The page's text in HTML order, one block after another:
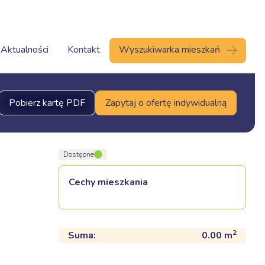
Aktualności Kontakt Wyszukiwarka mieszkań
Pobierz kartę PDF Zapytaj o ofertę indywidualną
Dostępne
Cechy mieszkania
Suma: 0.00 m2